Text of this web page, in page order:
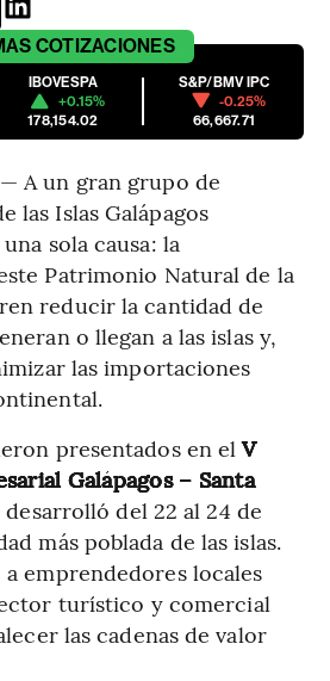
COTIZACIONES
IBOVESPA
+0.15%
178,154.02
S&P/BMV IPC
-0.25%
66,667.71
A un gran grupo de
las Islas Galápagos
sola causa: la
Patrimonio Natural de la
reducir la cantidad de
o llegan a las islas y,
las importaciones
presentados en elV
Galápagos – Santa
desarrolló del 22 al 24 de
más poblada de las islas.
emprendedores locales
turístico y comercial
las cadenas de valor